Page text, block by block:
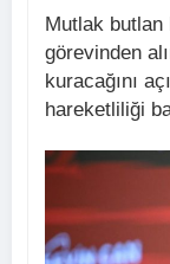
Mutlak butlan
görevinden
kuracağını
hareketliliği